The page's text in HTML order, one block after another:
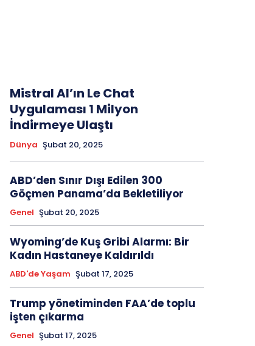
Mistral AI’ın Le Chat
Uygulaması 1 Milyon
İndirmeye Ulaştı
Dünya Şubat 20, 2025
ABD’den Sınır Dışı Edilen 300
Göçmen Panama’da Bekletiliyor
Genel Şubat 20, 2025
Wyoming’de Kuş Gribi Alarmı: Bir
Kadın Hastaneye Kaldırıldı
ABD'de Yaşam Şubat 17, 2025
Trump yönetiminden FAA’de toplu
işten çıkarma
Genel Şubat 17, 2025